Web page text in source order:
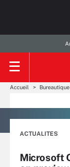
Accueil Bureautique
ACTUALITES
Microsoft